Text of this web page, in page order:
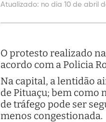
Atualizado: no dia 10 de abril
O protesto realizado
acordo com a Policia
Na capital, a lentidão
de Pituaçu; bem como
de tráfego pode ser
menos congestionada.